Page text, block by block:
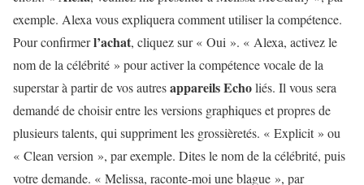
exemple. Alexa vous expliquera comment utiliser la compétence.
Pour confirmerl’achat, cliquez sur « Oui ». « Alexa, activez le
nom de la célébrité » pour activer la compétence vocale de la
superstar à partir de vos autresappareils Echoliés. Il vous sera
demandé de choisir entre les versions graphiques et propres de
plusieurs talents, qui suppriment les grossièretés. « Explicit » ou
« Clean version », par exemple. Dites le nom de la célébrité, puis
votre demande. « Melissa, raconte-moi une blague », par